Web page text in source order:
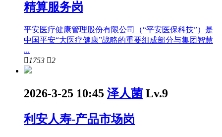
精算服务岗
平安医疗健康管理股份有限公司（“平安医保科技”）是
中国平安“大医疗健康”战略的重要组成部分与集团智慧
...
 1753 2
2026-3-25 10:45 泽人菌 Lv.9
利安人寿-产品市场岗